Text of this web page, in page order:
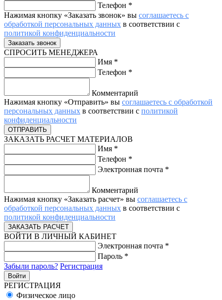
Телефон *
Нажимая кнопку «Заказать звонок» вы соглашаетесь с
обработкой персональных данных в соответствии с
политикой конфиденциальности
СПРОСИТЬ МЕНЕДЖЕРА
Имя *
Телефон *
Комментарий
Нажимая кнопку «Отправить» вы соглашаетесь с обработкой
персональных данных в соответствии с политикой
конфиденциальности
ЗАКАЗАТЬ РАСЧЕТ МАТЕРИАЛОВ
Имя *
Телефон *
Электронная почта *
Комментарий
Нажимая кнопку «Заказать расчет» вы соглашаетесь с
обработкой персональных данных в соответствии с
политикой конфиденциальности
ВОЙТИ В ЛИЧНЫЙ КАБИНЕТ
Электронная почта *
Пароль *
Забыли пароль? Регистрация
РЕГИСТРАЦИЯ
Физическое лицо